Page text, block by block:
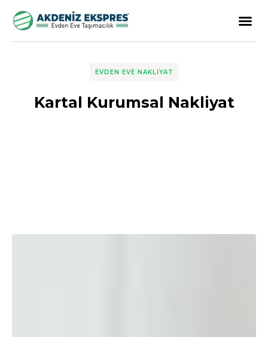
EVDEN EVE NAKLIYAT
Kartal Kurumsal Nakliyat